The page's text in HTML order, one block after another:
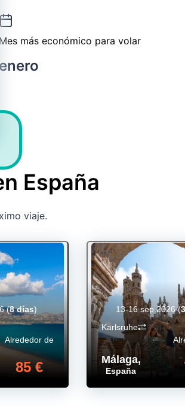
Mes más económico para volar
enero
España
viaje.
Alrededor de
85 €
(8 días)
Málaga,
España
Karlsruhe
13-16 sep 2026(